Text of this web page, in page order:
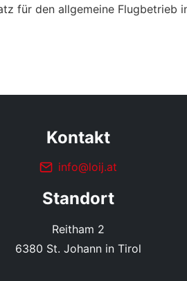
für den allgemeine Flugbetrieb
Kontakt
info@loij.at
Standort
Reitham 2
6380 St. Johann in Tirol